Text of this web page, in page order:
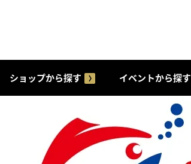
ショップから探す イベントから探す